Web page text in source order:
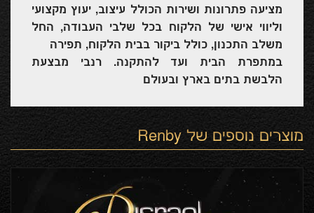
מציעה פתרונות ושירות הכולל עיצוב, יעוץ מקצועי
וליווי אישי של הלקוח בכל שלבי העבודה, החל
משלב התכנון, כולל ביקור בבית הלקוח, תפירה
במתפרת הבית ועד להתקנה. רנבי מבצעת
הלבשת בתים בארץ ובעולם
מוצרים נוספים של Renby